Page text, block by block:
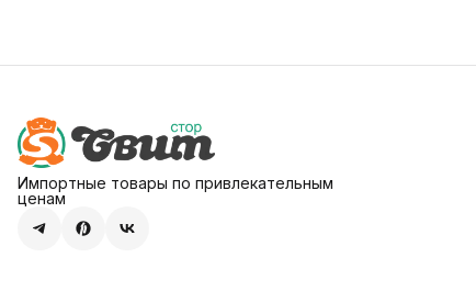
Импортные товары по привлекательным
ценам